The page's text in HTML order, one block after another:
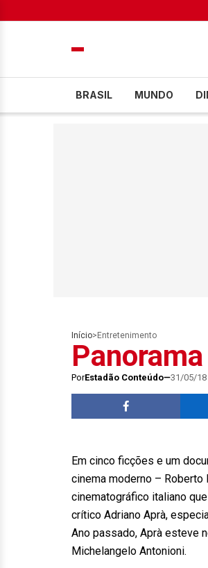
BRASIL MUNDO
Início> Entretenimento
PorEstadão Conteúdo 31/05/18
Em cinco ficções e um
cinema moderno –
cinematográfico italiano
crítico Adriano Aprà,
Ano passado, Aprà esteve
Michelangelo Antonioni.